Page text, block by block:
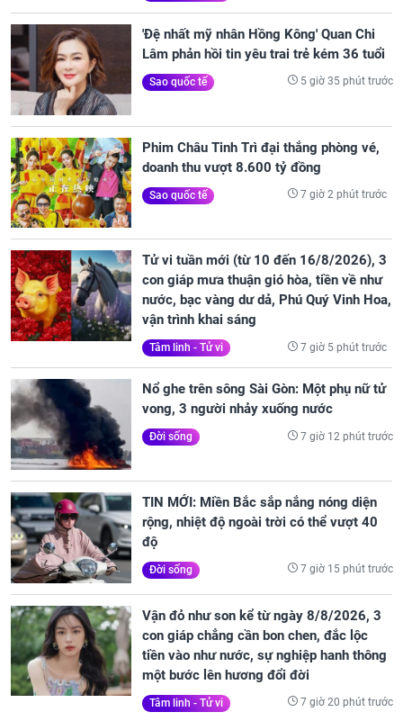
'Đệ nhất mỹ nhân Hồng Kông' Quan Chi
Lâm phản hồi tin yêu trai trẻ kém 36 tuổi
Sao quốc tế 5 giờ 35 phút trước
Phim Châu Tinh Trì đại thắng phòng vé,
doanh thu vượt 8.600 tỷ đồng
Sao quốc tế 7 giờ 2 phút trước
Tử vi tuần mới (từ 10 đến 16/8/2026), 3
con giáp mưa thuận gió hòa, tiền về như
nước, bạc vàng dư dả, Phú Quý Vinh Hoa,
vận trình khai sáng
Tâm linh - Tử vi 7 giờ 5 phút trước
Nổ ghe trên sông Sài Gòn: Một phụ nữ tử
vong, 3 người nhảy xuống nước
Đời sống 7 giờ 12 phút trước
TIN MỚI: Miền Bắc sắp nắng nóng diện
rộng, nhiệt độ ngoài trời có thể vượt 40
độ
Đời sống 7 giờ 15 phút trước
Vận đỏ như son kể từ ngày 8/8/2026, 3
con giáp chẳng cần bon chen, đắc lộc
tiền vào như nước, sự nghiệp hanh thông
một bước lên hương đổi đời
Tâm linh - Tử vi 7 giờ 20 phút trước